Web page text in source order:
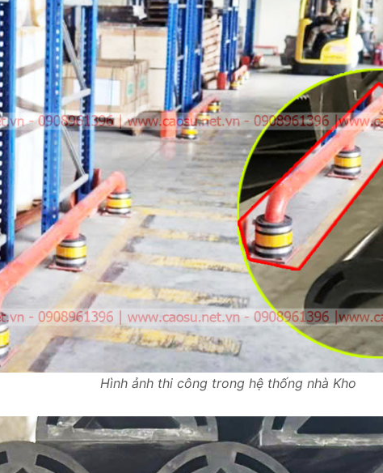
Hình ảnh thi công trong hệ thống nhà Kho